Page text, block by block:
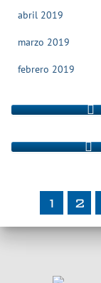
abril 2019
marzo 2019
febrero 2019